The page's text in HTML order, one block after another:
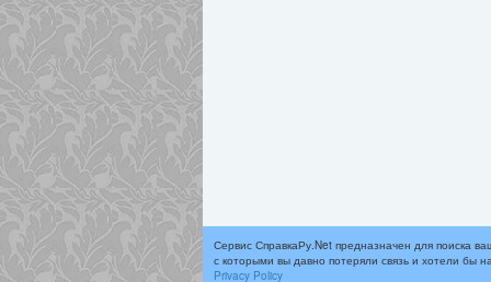
Сервис СправкаРу.Net предназначен для поиска
с которыми вы давно потеряли связь и хотели бы
Privacy Policy